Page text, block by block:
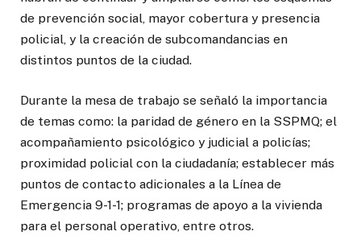
de prevención social, mayor cobertura y presencia
policial, y la creación de subcomandancias en
distintos puntos de la ciudad.
Durante la mesa de trabajo se señaló la importancia
de temas como: la paridad de género en la SSPMQ; el
acompañamiento psicológico y judicial a policías;
proximidad policial con la ciudadanía; establecer más
puntos de contacto adicionales a la Línea de
Emergencia 9-1-1; programas de apoyo a la vivienda
para el personal operativo, entre otros.